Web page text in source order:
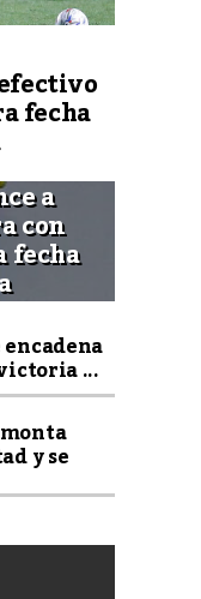
fecha
a
con
...
y se